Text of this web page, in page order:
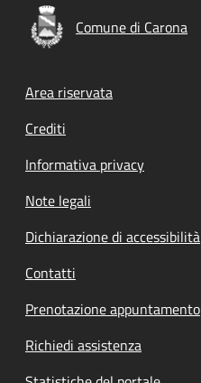
Comune di Carona
Footer menu
Area riservata
Crediti
Informativa privacy
Note legali
Dichiarazione di accessibilità
Contatti
Prenotazione appuntamento
Richiedi assistenza